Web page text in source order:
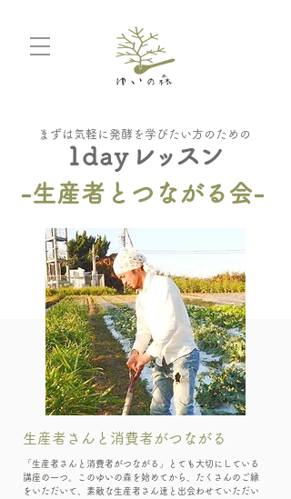
まずは気軽に発酵を学びたい方のための
1day レッスン
-生産者とつながる会-
生産者さんと消費者がつながる
「生産者さんと消費者がつながる」とても大切にしている
講座の一つ。このゆいの森を始めてから、たくさんのご縁
をいただいて、素敵な生産者さん達と出会わせていただい